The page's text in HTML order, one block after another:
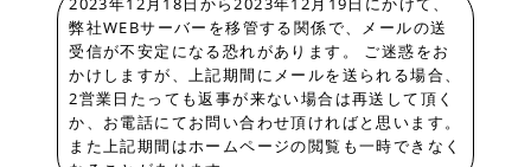
弊社WEBサーバーを移管する関係で、メールの送
受信が不安定になる恐れがあります。 ご迷惑をお
かけしますが、上記期間にメールを送られる場合、
2営業日たっても返事が来ない場合は再送して頂く
か、お電話にてお問い合わせ頂ければと思います。
また上記期間はホームページの閲覧も一時できなく